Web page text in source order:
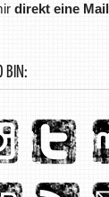
direkt eine Mail
BIN: